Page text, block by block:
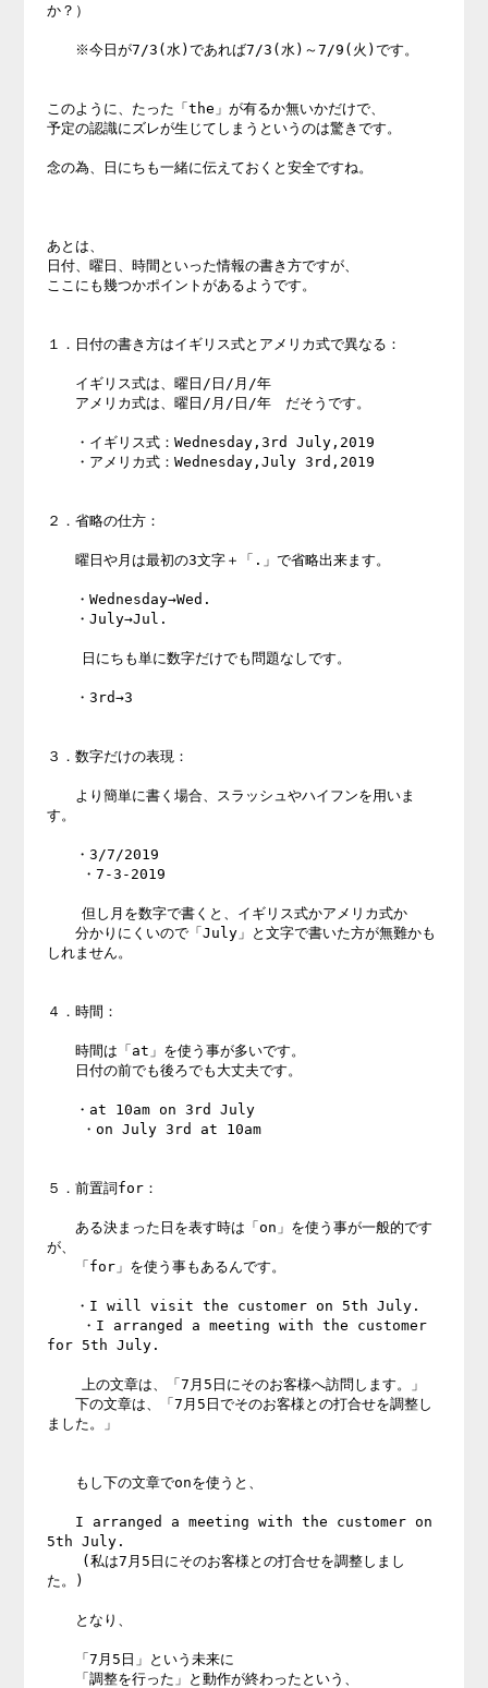
か？）
※今日が7/3(水)であれば7/3(水)～7/9(火)です。
このように、たった「the」が有るか無いかだけで、
予定の認識にズレが生じてしまうというのは驚きです。
念の為、日にちも一緒に伝えておくと安全ですね。
あとは、
日付、曜日、時間といった情報の書き方ですが、
ここにも幾つかポイントがあるようです。
１．日付の書き方はイギリス式とアメリカ式で異なる：
イギリス式は、曜日/日/月/年
アメリカ式は、曜日/月/日/年　だそうです。
・イギリス式：Wednesday,3rd July,2019
・アメリカ式：Wednesday,July 3rd,2019
２．省略の仕方：
曜日や月は最初の3文字＋「.」で省略出来ます。
・Wednesday→Wed.
・July→Jul.
・3rd→3
３．数字だけの表現：
より簡単に書く場合、スラッシュやハイフンを用いま
す。
・3/7/2019
分かりにくいので「July」と文字で書いた方が無難かも
しれません。
４．時間：
時間は「at」を使う事が多いです。
日付の前でも後ろでも大丈夫です。
・at 10am on 3rd July
５．前置詞for：
ある決まった日を表す時は「on」を使う事が一般的です
が、
「for」を使う事もあるんです。
・I will visit the customer on 5th July.
for 5th July.
下の文章は、「7月5日でそのお客様との打合せを調整し
ました。」
もし下の文章でonを使うと、
I arranged a meeting with the customer on
5th July.
た。)
となり、
「7月5日」という未来に
「調整を行った」と動作が終わったという、